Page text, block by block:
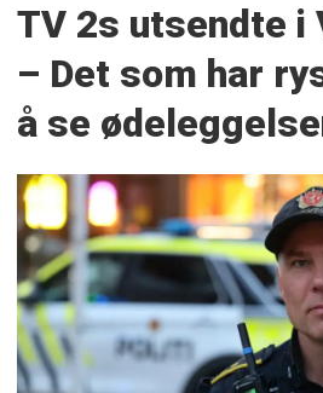
TV 2s utsendte i
– Det som har
å se